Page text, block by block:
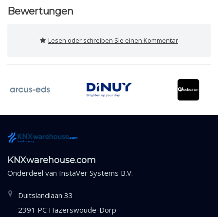
Bewertungen
Lesen oder schreiben Sie einen Kommentar
KNXwarehouse.com
Onderdeel van InstaVer Systems B.V.
Duitslandlaan 33
2391 PC Hazerswoude-Dorp